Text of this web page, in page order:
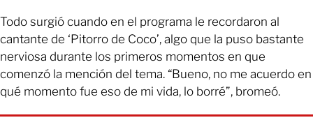
Todo surgió cuando en el programa le recordaron al
cantante de ‘Pitorro de Coco’, algo que la puso bastante
nerviosa durante los primeros momentos en que
comenzó la mención del tema. “Bueno, no me acuerdo en
qué momento fue eso de mi vida, lo borré”, bromeó.